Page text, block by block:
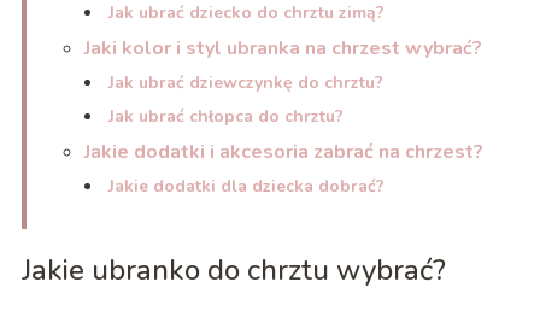
Jak ubrać dziecko do chrztu zimą?
Jaki kolor i styl ubranka na chrzest wybrać?
Jak ubrać dziewczynkę do chrztu?
Jak ubrać chłopca do chrztu?
Jakie dodatki i akcesoria zabrać na chrzest?
Jakie dodatki dla dziecka dobrać?
Jakie ubranko do chrztu wybrać?